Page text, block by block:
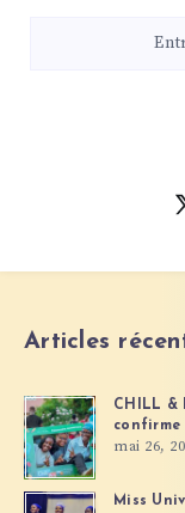
Articles
CHILL &
confirme
mai 26,
Miss